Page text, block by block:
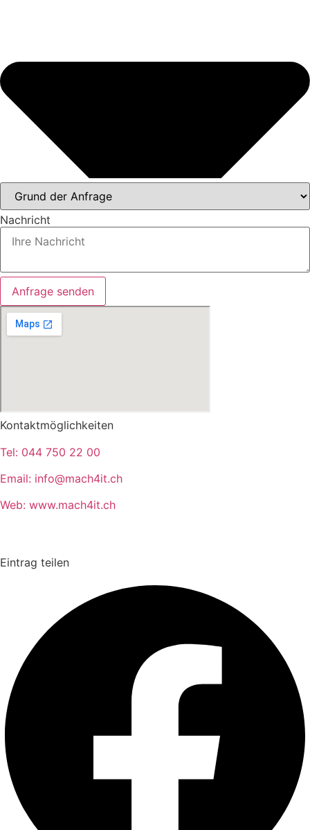
Nachricht
Anfrage senden
Kontaktmöglichkeiten
Tel: 044 750 22 00
Email: info@mach4it.ch
Web: www.mach4it.ch
Eintrag teilen